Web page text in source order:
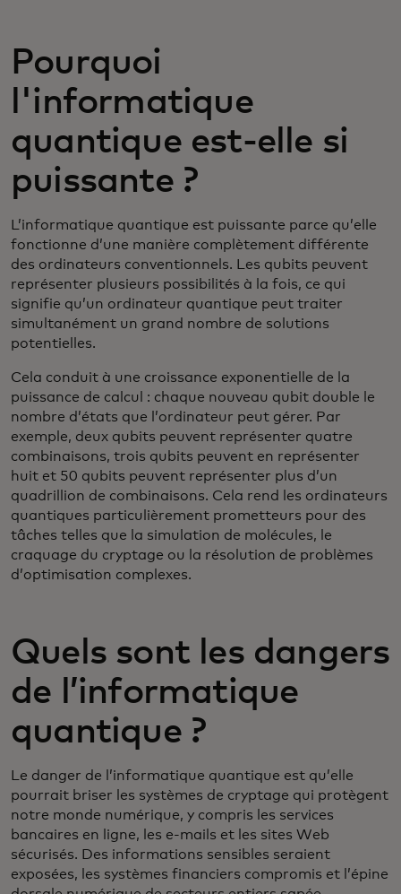
Pourquoi
l'informatique
quantique est-elle si
puissante ?
L’informatique quantique est puissante parce qu’elle
fonctionne d’une manière complètement différente
des ordinateurs conventionnels. Les qubits peuvent
représenter plusieurs possibilités à la fois, ce qui
signifie qu’un ordinateur quantique peut traiter
simultanément un grand nombre de solutions
potentielles.
Cela conduit à une croissance exponentielle de la
puissance de calcul : chaque nouveau qubit double le
nombre d’états que l’ordinateur peut gérer. Par
exemple, deux qubits peuvent représenter quatre
combinaisons, trois qubits peuvent en représenter
huit et 50 qubits peuvent représenter plus d’un
quadrillion de combinaisons. Cela rend les ordinateurs
quantiques particulièrement prometteurs pour des
tâches telles que la simulation de molécules, le
craquage du cryptage ou la résolution de problèmes
d’optimisation complexes.
Quels sont les dangers
de l’informatique
quantique ?
Le danger de l’informatique quantique est qu’elle
pourrait briser les systèmes de cryptage qui protègent
notre monde numérique, y compris les services
bancaires en ligne, les e-mails et les sites Web
sécurisés. Des informations sensibles seraient
exposées, les systèmes financiers compromis et l’épine